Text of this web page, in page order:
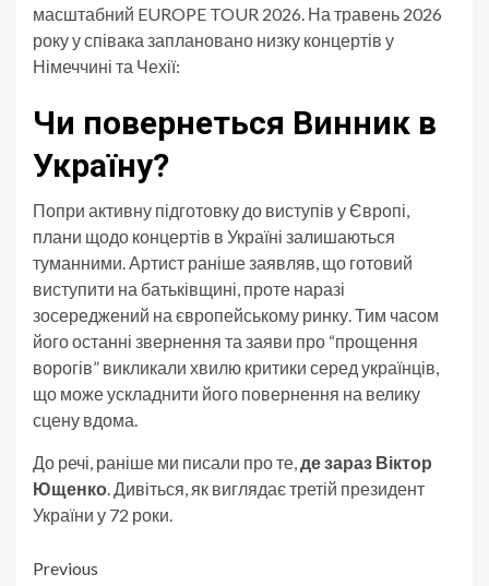
масштабний EUROPE TOUR 2026. На травень 2026
року у співака заплановано низку концертів у
Німеччині та Чехії:
Чи повернеться Винник в
Україну?
Попри активну підготовку до виступів у Європі,
плани щодо концертів в Україні залишаються
туманними. Артист раніше заявляв, що готовий
виступити на батьківщині, проте наразі
зосереджений на європейському ринку. Тим часом
його останні звернення та заяви про “прощення
ворогів” викликали хвилю критики серед українців,
що може ускладнити його повернення на велику
сцену вдома.
До речі, раніше ми писали про те,де зараз Віктор
Ющенко. Дивіться, як виглядає третій президент
України у 72 роки.
Post
Previous